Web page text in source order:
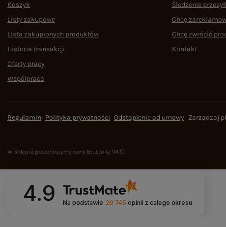
Koszyk
Listy zakupowe
Lista zakupionych produktów
Historia transakcji
Oferty pracy
Współpraca
Śledzenie
Chcę
Chcę zwrócić
Kontakt
Regulamin Polityka prywatności Odstąpienie od umowy Zarządzaj
W sklepie prezentujemy ceny brutto (z VAT).
4.9 Na podstawie 29 745 opinii z całego okresu